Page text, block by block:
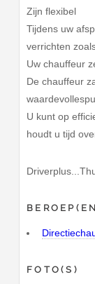
Zijn flexibel
Tijdens uw
verrichten
Uw chauffeur
De chauffeur
U kunt op
houdt u tijd
FOTO(S)